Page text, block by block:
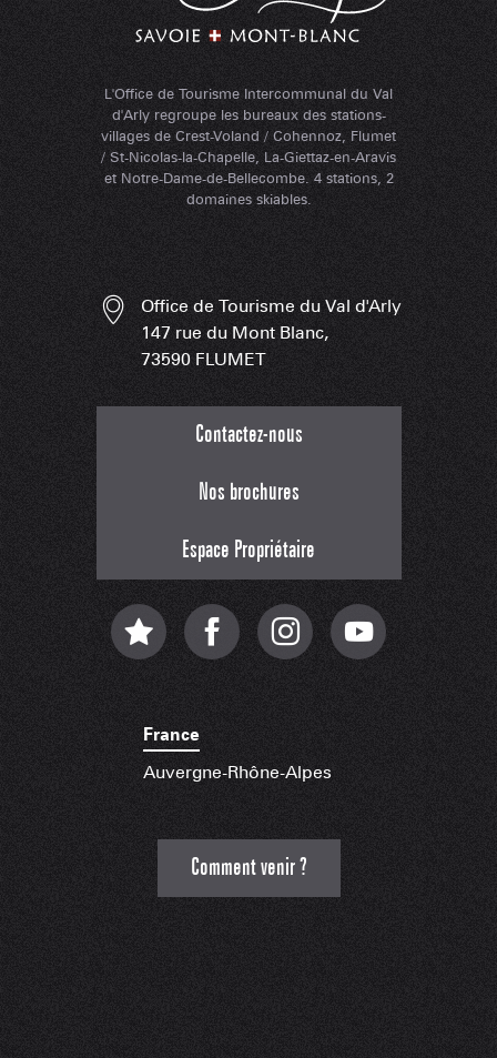
L'Office de Tourisme Intercommunal du Val
d'Arly regroupe les bureaux des stations-
villages de Crest-Voland / Cohennoz, Flumet
/ St-Nicolas-la-Chapelle, La-Giettaz-en-Aravis
et Notre-Dame-de-Bellecombe. 4 stations, 2
domaines skiables.
Office de Tourisme du Val d'Arly
147 rue du Mont Blanc,
73590 FLUMET
Contactez-nous
Nos brochures
Espace Propriétaire
France
Auvergne-Rhône-Alpes
Comment venir ?